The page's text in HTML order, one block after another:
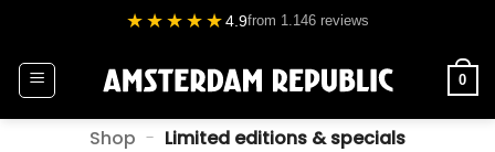
inhoud
★★★★★4.9from 1.146 reviews
0
Shop - Limited editions & specials